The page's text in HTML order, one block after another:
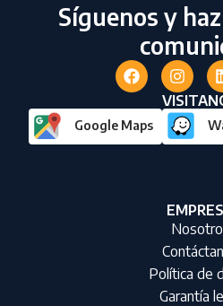
Síguenos y
Google Maps
Política de
Garantía